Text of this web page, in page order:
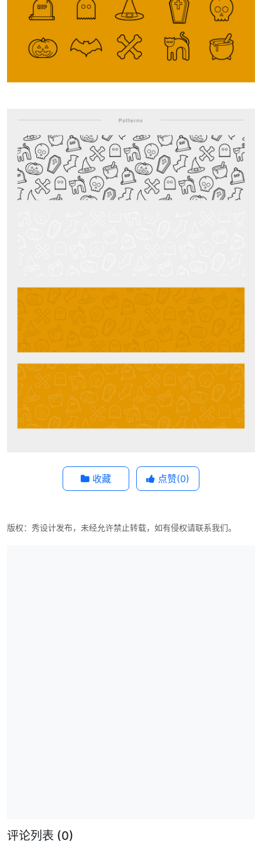
收藏 点赞(0)
版权：秀设计发布，未经允许禁止转载，如有侵权请联系我们。
评论列表 (0)